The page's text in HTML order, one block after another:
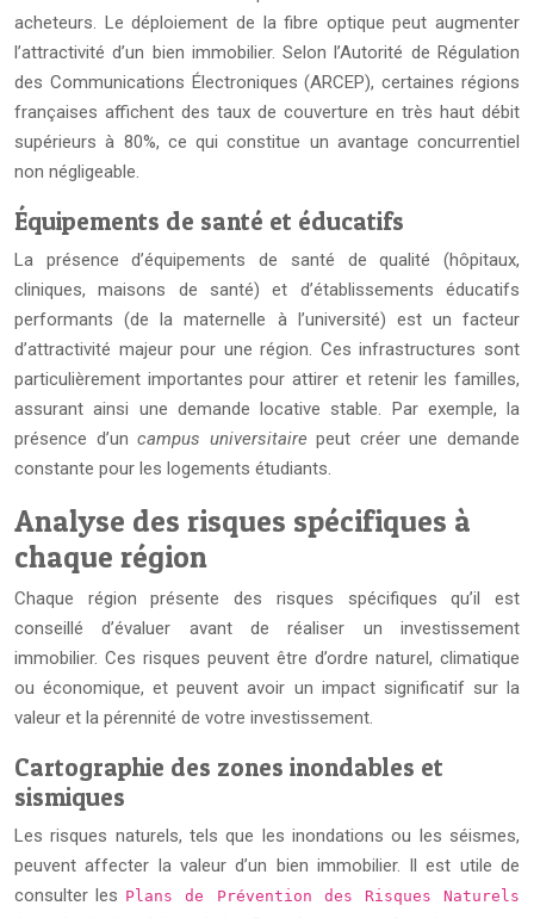
acheteurs. Le déploiement de la fibre optique peut augmenter
l’attractivité d’un bien immobilier. Selon l’Autorité de Régulation
des Communications Électroniques (ARCEP), certaines régions
françaises affichent des taux de couverture en très haut débit
supérieurs à 80%, ce qui constitue un avantage concurrentiel
non négligeable.
Équipements de santé et éducatifs
La présence d’équipements de santé de qualité (hôpitaux,
cliniques, maisons de santé) et d’établissements éducatifs
performants (de la maternelle à l’université) est un facteur
d’attractivité majeur pour une région. Ces infrastructures sont
particulièrement importantes pour attirer et retenir les familles,
assurant ainsi une demande locative stable. Par exemple, la
présence d’uncampus universitairepeut créer une demande
constante pour les logements étudiants.
Analyse des risques spécifiques à
chaque région
Chaque région présente des risques spécifiques qu’il est
conseillé d’évaluer avant de réaliser un investissement
immobilier. Ces risques peuvent être d’ordre naturel, climatique
ou économique, et peuvent avoir un impact significatif sur la
valeur et la pérennité de votre investissement.
Cartographie des zones inondables et
sismiques
Les risques naturels, tels que les inondations ou les séismes,
peuvent affecter la valeur d’un bien immobilier. Il est utile de
consulter les Plans de Prévention des Risques Naturels